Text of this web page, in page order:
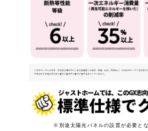
※別途太陽光パネルの設置が必要とな